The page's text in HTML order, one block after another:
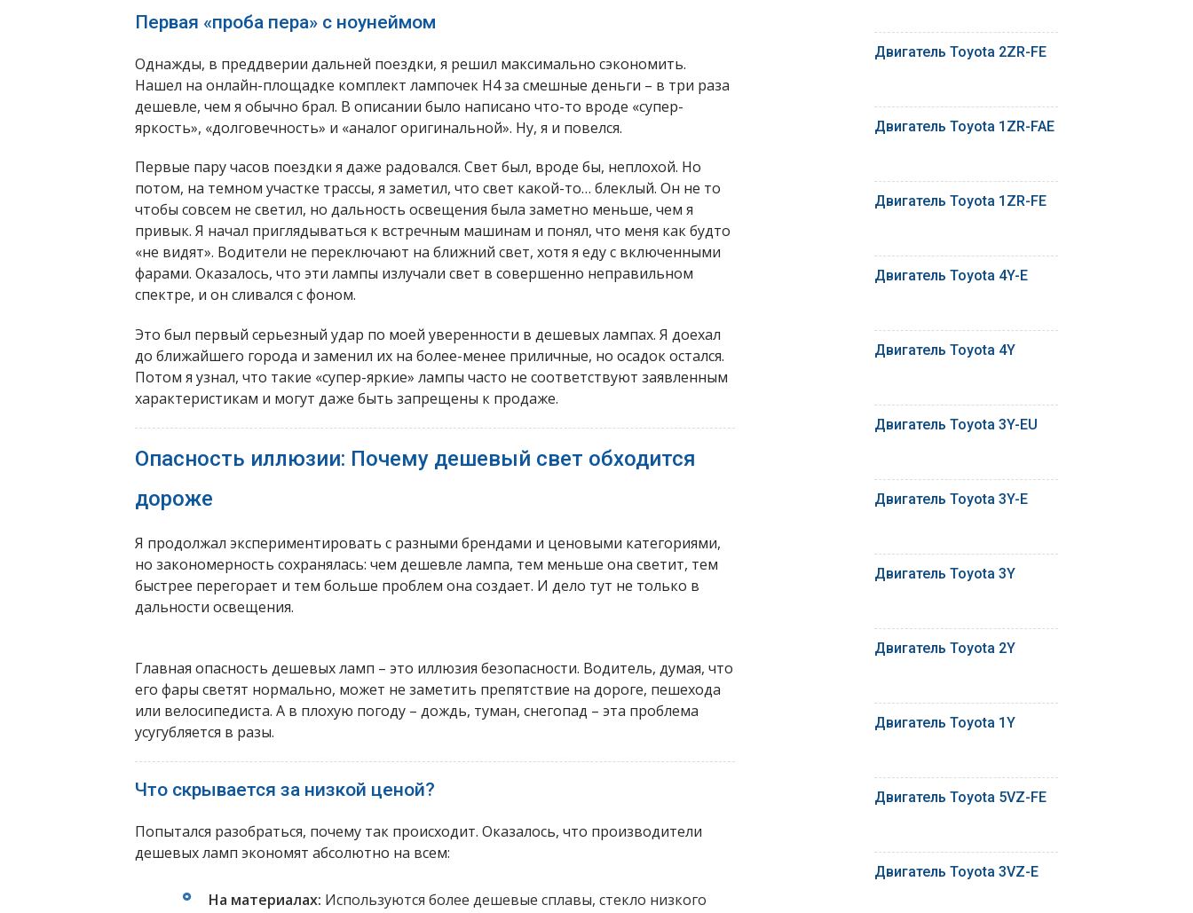
Первая «проба пера» с ноунеймом
Однажды, в преддверии дальней поездки, я решил максимально сэкономить.
Нашел на онлайн-площадке комплект лампочек H4 за смешные деньги – в три раза
дешевле, чем я обычно брал. В описании было написано что-то вроде «супер-
яркость», «долговечность» и «аналог оригинальной». Ну, я и повелся.
Первые пару часов поездки я даже радовался. Свет был, вроде бы, неплохой. Но
потом, на темном участке трассы, я заметил, что свет какой-то… блеклый. Он не то
чтобы совсем не светил, но дальность освещения была заметно меньше, чем я
привык. Я начал приглядываться к встречным машинам и понял, что меня как будто
«не видят». Водители не переключают на ближний свет, хотя я еду с включенными
фарами. Оказалось, что эти лампы излучали свет в совершенно неправильном
спектре, и он сливался с фоном.
Это был первый серьезный удар по моей уверенности в дешевых лампах. Я доехал
до ближайшего города и заменил их на более-менее приличные, но осадок остался.
Потом я узнал, что такие «супер-яркие» лампы часто не соответствуют заявленным
характеристикам и могут даже быть запрещены к продаже.
Опасность иллюзии: Почему дешевый свет обходится
дороже
Я продолжал экспериментировать с разными брендами и ценовыми категориями,
но закономерность сохранялась: чем дешевле лампа, тем меньше она светит, тем
быстрее перегорает и тем больше проблем она создает. И дело тут не только в
дальности освещения.
Главная опасность дешевых ламп – это иллюзия безопасности. Водитель, думая, что
его фары светят нормально, может не заметить препятствие на дороге, пешехода
или велосипедиста. А в плохую погоду – дождь, туман, снегопад – эта проблема
усугубляется в разы.
Что скрывается за низкой ценой?
Попытался разобраться, почему так происходит. Оказалось, что производители
дешевых ламп экономят абсолютно на всем:
На материалах: Используются более дешевые сплавы, стекло низкого
Двигатель Toyota 2ZR-FE
Двигатель Toyota 1ZR-FAE
Двигатель Toyota 1ZR-FE
Двигатель Toyota 4Y-E
Двигатель Toyota 4Y
Двигатель Toyota 3Y-EU
Двигатель Toyota 3Y-E
Двигатель Toyota 3Y
Двигатель Toyota 2Y
Двигатель Toyota 1Y
Двигатель Toyota 5VZ-FE
Двигатель Toyota 3VZ-E